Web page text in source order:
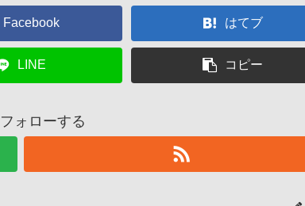
Facebook はてブ
LINE コピー
ォローする